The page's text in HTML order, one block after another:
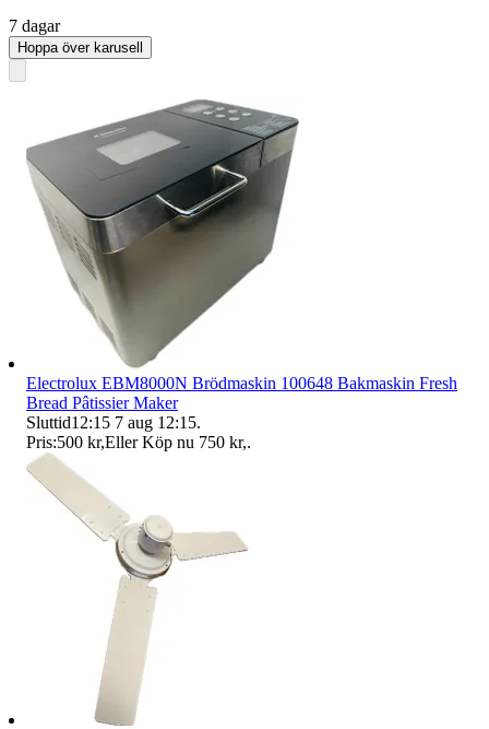
7 dagar
Hoppa över karusell
Electrolux EBM8000N Brödmaskin 100648 Bakmaskin Fresh
Bread Pâtissier Maker
Sluttid12:15 7 aug 12:15.
Pris:500 kr,Eller Köp nu 750 kr,.